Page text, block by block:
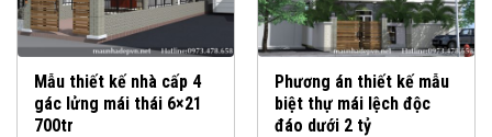
Mẫu thiết kế nhà cấp 4
gác lửng mái thái 6×21
700tr
Phương án thiết kế mẫu
biệt thự mái lệch độc
đáo dưới 2 tỷ